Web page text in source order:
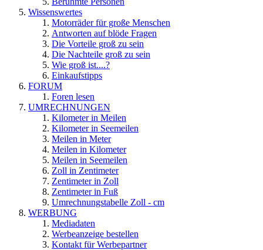
Wissenswertes
Motorräder für große Menschen
Antworten auf blöde Fragen
Die Vorteile groß zu sein
Die Nachteile groß zu sein
Wie groß ist....?
Einkaufstipps
FORUM
Foren lesen
UMRECHNUNGEN
Kilometer in Meilen
Kilometer in Seemeilen
Meilen in Meter
Meilen in Kilometer
Meilen in Seemeilen
Zoll in Zentimeter
Zentimeter in Zoll
Zentimeter in Fuß
Umrechnungstabelle Zoll - cm
WERBUNG
Mediadaten
Werbeanzeige bestellen
Kontakt für Werbepartner